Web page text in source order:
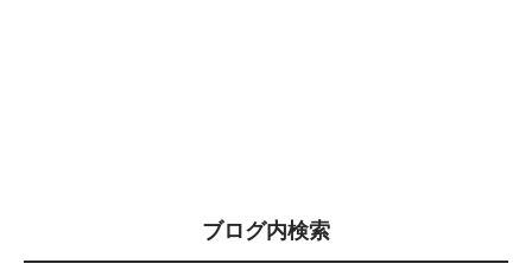
ブログ内検索